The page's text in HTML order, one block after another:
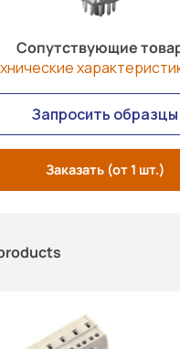
Сопутствующие
Запросить образцы
Заказать (от 1 шт.)